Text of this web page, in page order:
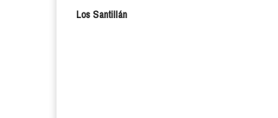
Los Santillán